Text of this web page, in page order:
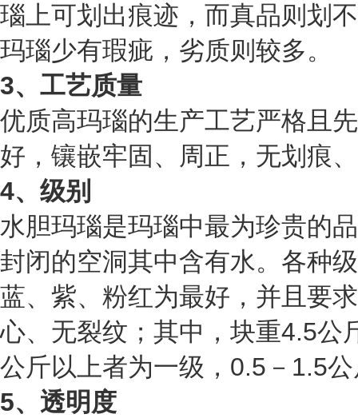
瑙上可划出痕迹，而真品则划
玛瑙少有瑕疵，劣质则较多。
3、工艺质量
优质高玛瑙的生产工艺严格且
好，镶嵌牢固、周正，无划痕
4、级别
水胆玛瑙是玛瑙中最为珍贵的
封闭的空洞其中含有水。各种
蓝、紫、粉红为最好，并且要
心、无裂纹；其中，块重4.5公
公斤以上者为一级，0.5－1.5
5、透明度